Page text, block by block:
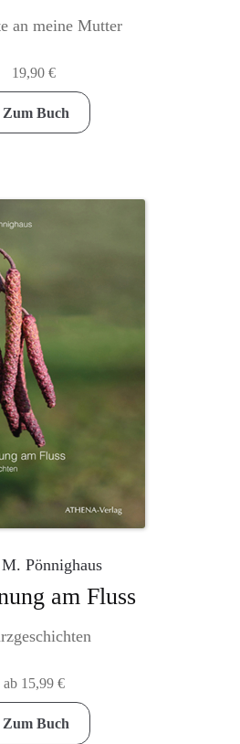
an meine Mutter
19,90€
Zum Buch
Pönnighaus
am Fluss
ab 15,99 €
Zum Buch
Dieses
Produkt